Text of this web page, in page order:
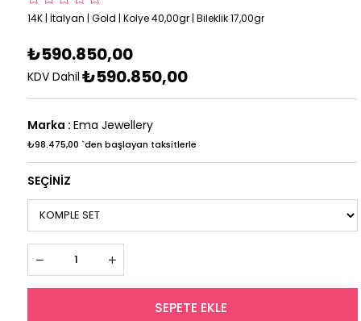
14K | İtalyan | Gold | Kolye 40,00gr | Bileklik 17,00gr
₺590.850,00
KDV Dahil ₺590.850,00
Marka : Ema Jewellery
₺98.475,00 `den başlayan taksitlerle
SEÇİNİZ